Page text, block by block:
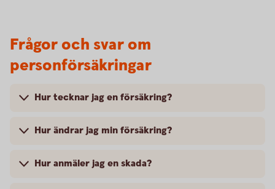
Frågor och svar om
personförsäkringar
Hur tecknar jag en försäkring?
Hur ändrar jag min försäkring?
Hur anmäler jag en skada?